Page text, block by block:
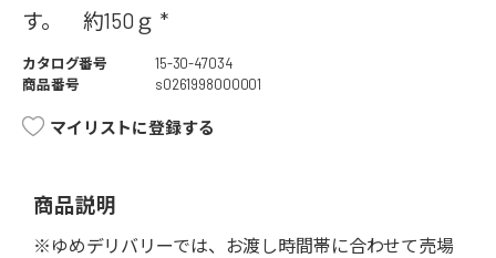
す。 約150ｇ *
カタログ番号
15-30-47034
商品番号
s0261998000001
マイリストに登録する
商品説明
※ゆめデリバリーでは、お渡し時間帯に合わせて売場